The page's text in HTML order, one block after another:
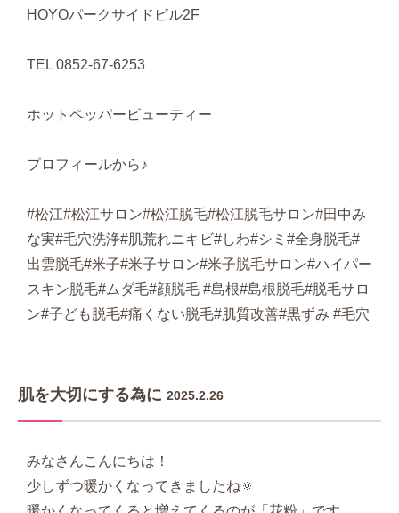
HOYOパークサイドビル2F
TEL 0852-67-6253
ホットペッパービューティー
プロフィールから♪
#松江#松江サロン#松江脱毛#松江脱毛サロン#田中み
な実#毛穴洗浄#肌荒れニキビ#しわ#シミ#全身脱毛#
出雲脱毛#米子#米子サロン#米子脱毛サロン#ハイパー
スキン脱毛#ムダ毛#顔脱毛 #島根#島根脱毛#脱毛サロ
ン#子ども脱毛#痛くない脱毛#肌質改善#黒ずみ #毛穴
肌を大切にする為に 2025.2.26
みなさんこんにちは！
少しずつ暖かくなってきましたね🔅